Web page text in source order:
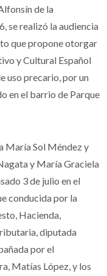
de la
se realizó la audiencia
que propone otorgar
y Cultural Español
uso precario, por un
en el barrio de Parque
María Sol Méndez y
y María Graciela
3 de julio en el
conducida por la
Hacienda,
diputada
por el
Matías López, y los